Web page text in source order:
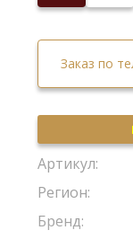
Заказ по
Артикул:
Регион:
Бренд: